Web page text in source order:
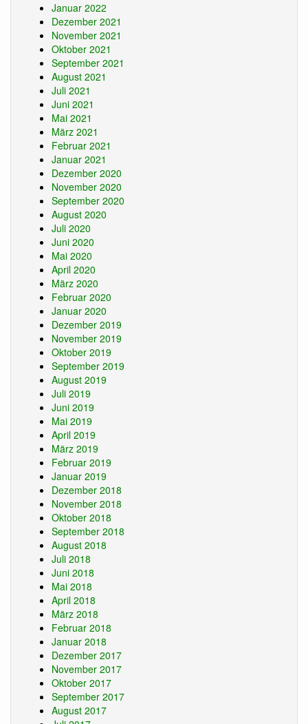
Januar 2022
Dezember 2021
November 2021
Oktober 2021
September 2021
August 2021
Juli 2021
Juni 2021
Mai 2021
März 2021
Februar 2021
Januar 2021
Dezember 2020
November 2020
September 2020
August 2020
Juli 2020
Juni 2020
Mai 2020
April 2020
März 2020
Februar 2020
Januar 2020
Dezember 2019
November 2019
Oktober 2019
September 2019
August 2019
Juli 2019
Juni 2019
Mai 2019
April 2019
März 2019
Februar 2019
Januar 2019
Dezember 2018
November 2018
Oktober 2018
September 2018
August 2018
Juli 2018
Juni 2018
Mai 2018
April 2018
März 2018
Februar 2018
Januar 2018
Dezember 2017
November 2017
Oktober 2017
September 2017
August 2017